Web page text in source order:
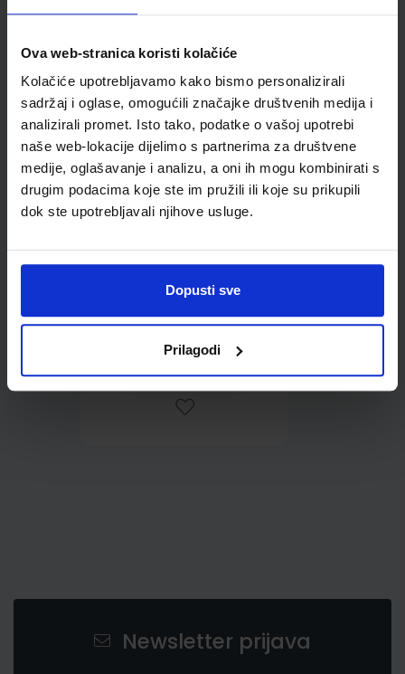
Ova web-stranica koristi kolačiće
Kolačiće upotrebljavamo kako bismo personalizirali
sadržaj i oglase, omogućili značajke društvenih medija i
analizirali promet. Isto tako, podatke o vašoj upotrebi
naše web-lokacije dijelimo s partnerima za društvene
medije, oglašavanje i analizu, a oni ih mogu kombinirati s
drugim podacima koje ste im pružili ili koje su prikupili
dok ste upotrebljavali njihove usluge.
Dopusti sve
Prilagodi
Omot PVC za školske
udžbenike; dimenzije
431x304; tip 178
0,85 €
Newsletter prijava